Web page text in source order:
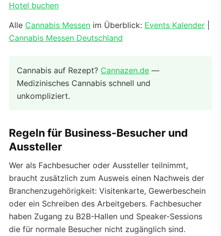
Hotel buchen
Alle Cannabis Messen im Überblick: Events Kalender
Cannabis Messen Deutschland
Cannabis auf Rezept? Cannazen.de —
Medizinisches Cannabis schnell und
unkompliziert.
Regeln für Business-Besucher und
Aussteller
Wer als Fachbesucher oder Aussteller teilnimmt,
braucht zusätzlich zum Ausweis einen Nachweis der
Branchenzugehörigkeit: Visitenkarte, Gewerbeschein
oder ein Schreiben des Arbeitgebers. Fachbesucher
haben Zugang zu B2B-Hallen und Speaker-Sessions
die für normale Besucher nicht zugänglich sind.